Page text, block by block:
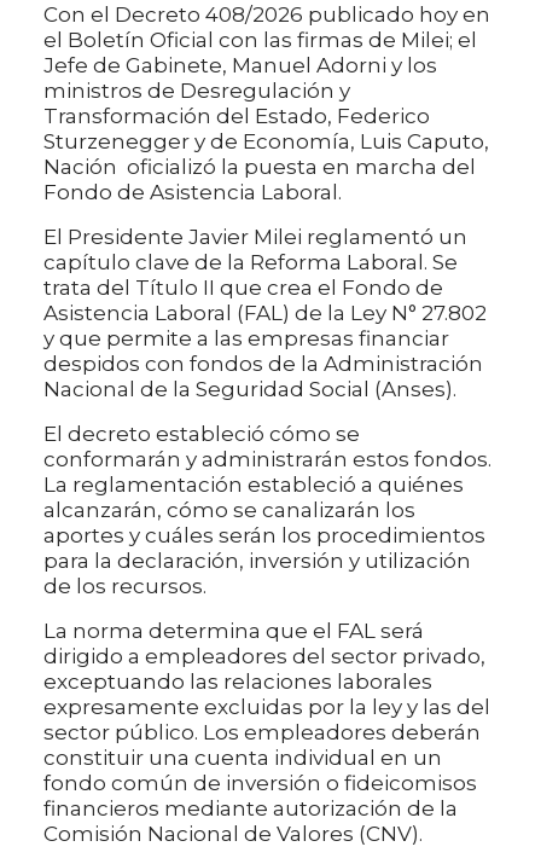
Con el Decreto 408/2026 publicado hoy en
el Boletín Oficial con las firmas de Milei; el
Jefe de Gabinete, Manuel Adorni y los
ministros de Desregulación y
Transformación del Estado, Federico
Sturzenegger y de Economía, Luis Caputo,
Nación oficializó la puesta en marcha del
Fondo de Asistencia Laboral.
El Presidente Javier Milei reglamentó un
capítulo clave de la Reforma Laboral. Se
trata del Título II que crea el Fondo de
Asistencia Laboral (FAL) de la Ley N° 27.802
y que permite a las empresas financiar
despidos con fondos de la Administración
Nacional de la Seguridad Social (Anses).
El decreto estableció cómo se
conformarán y administrarán estos fondos.
La reglamentación estableció a quiénes
alcanzarán, cómo se canalizarán los
aportes y cuáles serán los procedimientos
para la declaración, inversión y utilización
de los recursos.
La norma determina que el FAL será
dirigido a empleadores del sector privado,
exceptuando las relaciones laborales
expresamente excluidas por la ley y las del
sector público. Los empleadores deberán
constituir una cuenta individual en un
fondo común de inversión o fideicomisos
financieros mediante autorización de la
Comisión Nacional de Valores (CNV).